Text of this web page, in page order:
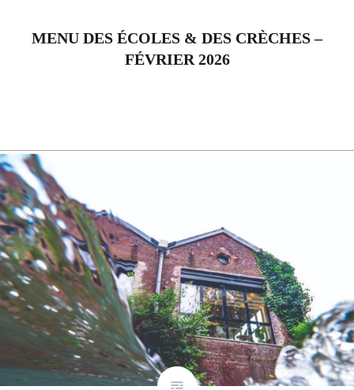
MENU DES ÉCOLES & DES CRÈCHES –
FÉVRIER 2026